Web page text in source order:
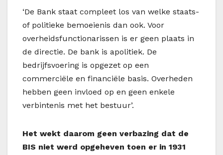
‘De Bank staat compleet los van welke staats-
of politieke bemoeienis dan ook. Voor
overheidsfunctionarissen is er geen plaats in
de directie. De bank is apolitiek. De
bedrijfsvoering is opgezet op een
commerciële en financiële basis. Overheden
hebben geen invloed op en geen enkele
verbintenis met het bestuur’.
Het wekt daarom geen verbazing dat de
BIS niet werd opgeheven toen er in 1931